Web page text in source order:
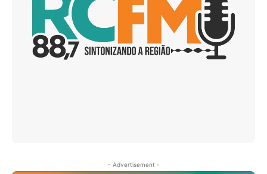
- Advertisement -